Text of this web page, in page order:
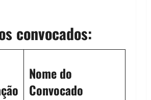
convocados:
Nome do
Convocado